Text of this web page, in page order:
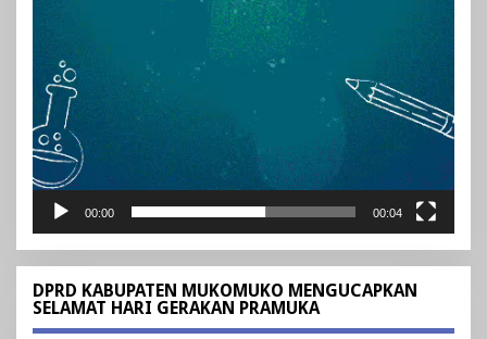
00:00 00:04
DPRD KABUPATEN MUKOMUKO MENGUCAPKAN
SELAMAT HARI GERAKAN PRAMUKA